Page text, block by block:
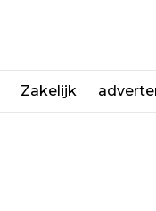
Zakelijk